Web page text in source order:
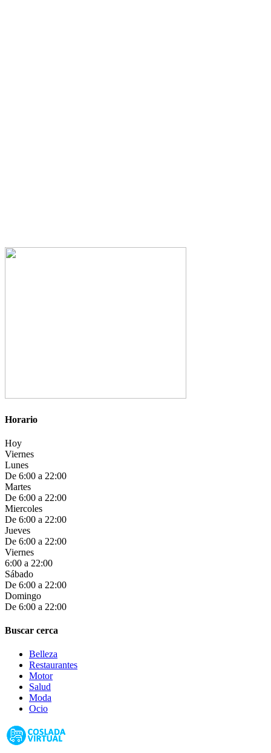
Horario
Hoy
Viernes
Lunes
De 6:00 a 22:00
Martes
De 6:00 a 22:00
Miercoles
De 6:00 a 22:00
Jueves
De 6:00 a 22:00
Viernes
6:00 a 22:00
Sábado
De 6:00 a 22:00
Domingo
De 6:00 a 22:00
Buscar cerca
Belleza
Restaurantes
Motor
Salud
Moda
Ocio